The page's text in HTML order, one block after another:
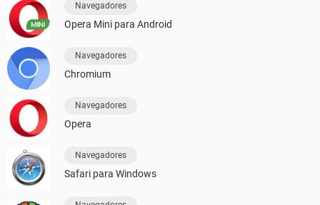
Navegadores
Opera Mini para Android
Navegadores
Chromium
Navegadores
Opera
Navegadores
Safari para Windows